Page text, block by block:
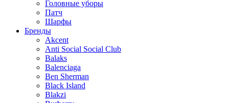
Головные уборы
Патч
Шарфы
Бренды
Akcent
Anti Social Social Club
Balaks
Balenciaga
Ben Sherman
Black Island
Blakzi